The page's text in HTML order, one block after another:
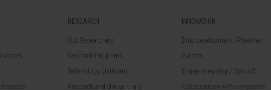
RESEARCH
Our Researchers
Research Programs
Technology platforms
Research and clinical trials
INNOVATION
Drug development / Pipelines
Patents
Entrepreneurship / Spin off
Collaboration with companies